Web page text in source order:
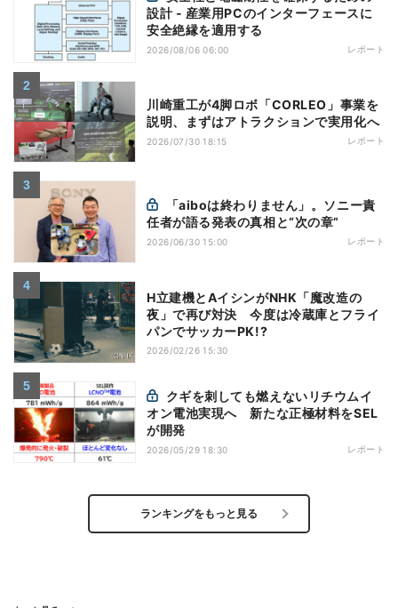
設計 - 産業用PCのインターフェースに
安全絶縁を適用する
2026/08/06 06:00 レポート
川崎重工が4脚ロボ「CORLEO」事業を
説明、まずはアトラクションで実用化へ
2026/07/30 18:15 レポート
任者が語る発表の真相と“次の章”
2026/06/30 15:00 レポート
H立建機とAイシンがNHK「魔改造の
夜」で再び対決 今度は冷蔵庫とフライ
パンでサッカーPK!?
2026/02/26 15:30
オン電池実現へ 新たな正極材料をSEL
が開発
2026/05/29 18:30 レポート
ランキングをもっと見る